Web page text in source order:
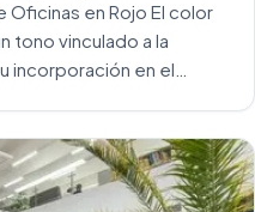
Oficinas en Rojo El color
tono vinculado a la
incorporación en el